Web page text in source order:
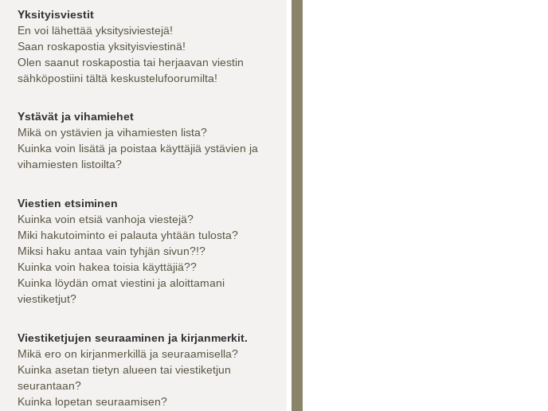
Yksityisviestit
En voi lähettää yksitysiviestejä!
Saan roskapostia yksityisviestinä!
Olen saanut roskapostia tai herjaavan viestin
sähköpostiini tältä keskustelufoorumilta!
Ystävät ja vihamiehet
Mikä on ystävien ja vihamiesten lista?
Kuinka voin lisätä ja poistaa käyttäjiä ystävien ja
vihamiesten listoilta?
Viestien etsiminen
Kuinka voin etsiä vanhoja viestejä?
Miki hakutoiminto ei palauta yhtään tulosta?
Miksi haku antaa vain tyhjän sivun?!?
Kuinka voin hakea toisia käyttäjiä??
Kuinka löydän omat viestini ja aloittamani
viestiketjut?
Viestiketjujen seuraaminen ja kirjanmerkit.
Mikä ero on kirjanmerkillä ja seuraamisella?
Kuinka asetan tietyn alueen tai viestiketjun
seurantaan?
Kuinka lopetan seuraamisen?